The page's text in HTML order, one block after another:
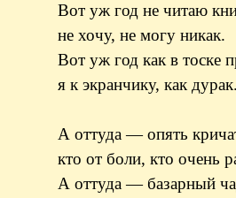
Вот уж год не читаю
не хочу, не могу никак.
Вот уж год как в тоске
я к экранчику, как дурак.
А оттуда — опять
кто от боли, кто очень
А оттуда — базарный